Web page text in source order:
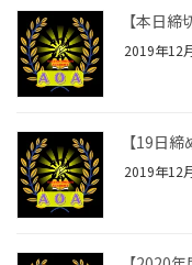
【本日締
2019年12
【19日締
2019年12